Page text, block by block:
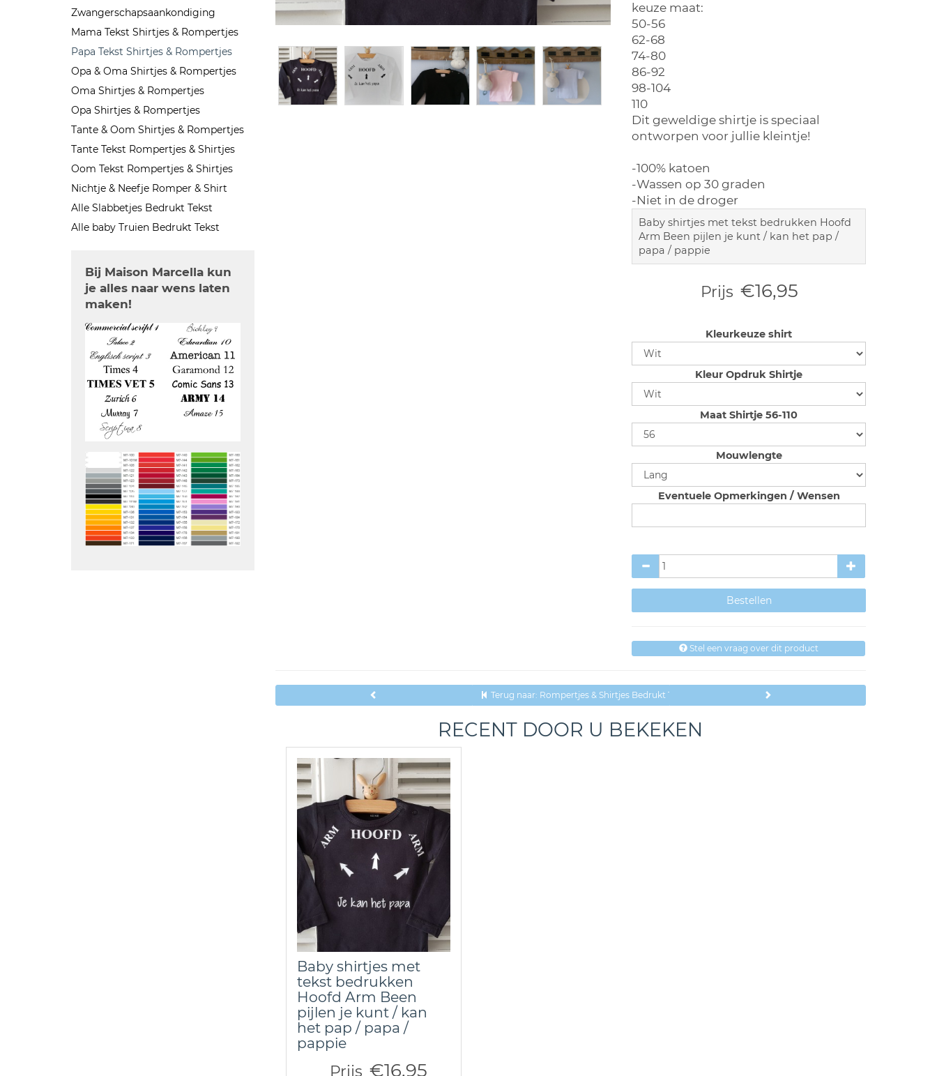
keuze maat:
50-56
62-68
74-80
86-92
98-104
110
Dit geweldige shirtje is speciaal
ontworpen voor jullie kleintje!
-100% katoen
-Wassen op 30 graden
-Niet in de droger
Baby shirtjes met tekst bedrukken Hoofd
Arm Been pijlen je kunt / kan het pap /
papa / pappie
Prijs €16,95
Kleurkeuze shirt
Kleur Opdruk Shirtje
Maat Shirtje 56-110
Mouwlengte
Eventuele Opmerkingen / Wensen
Stel een vraag over dit product
Terug naar: Rompertjes & Shirtjes Bedrukt Teksten Papa
RECENT DOOR U BEKEKEN
Baby shirtjes met
tekst bedrukken
Hoofd Arm Been
pijlen je kunt / kan
het pap / papa /
pappie
Prijs €16,95
Zwangerschapsaankondiging
Mama Tekst Shirtjes & Rompertjes
Papa Tekst Shirtjes & Rompertjes
Opa & Oma Shirtjes & Rompertjes
Oma Shirtjes & Rompertjes
Opa Shirtjes & Rompertjes
Tante & Oom Shirtjes & Rompertjes
Tante Tekst Rompertjes & Shirtjes
Oom Tekst Rompertjes & Shirtjes
Nichtje & Neefje Romper & Shirt
Alle Slabbetjes Bedrukt Tekst
Alle baby Truien Bedrukt Tekst
Bij Maison Marcella kun
je alles naar wens laten
maken!